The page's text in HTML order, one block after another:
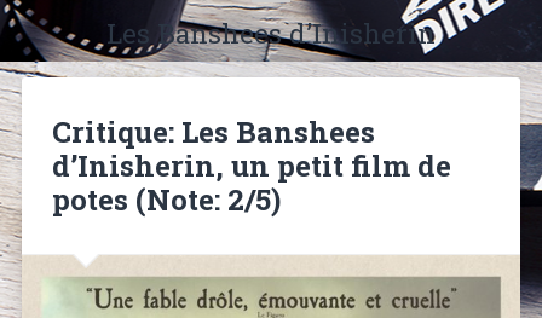
Les Banshees d’Inisherin
Critique: Les Banshees
d’Inisherin, un petit film de
potes (Note: 2/5)